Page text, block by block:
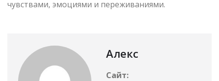
чувствами, эмоциями и переживаниями.
Алекс
Сайт: